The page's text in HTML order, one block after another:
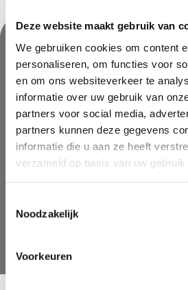
Deze website maakt gebruik van
We gebruiken cookies om content
personaliseren, om functies voor
en om ons websiteverkeer te
informatie over uw gebruik van
partners voor social media,
partners kunnen deze gegevens
informatie die u aan ze heeft
verzameld op basis van uw
Noodzakelijk
Voorkeuren
Nooit iets van ons missen?
Mis geen enkele aanbieding, inspirerende tip of
je nu in voor onze nieuwsbrief